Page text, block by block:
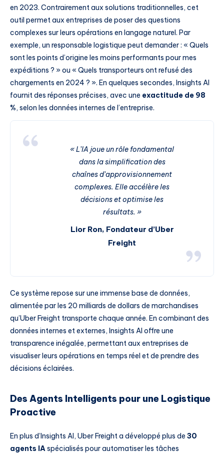
en 2023. Contrairement aux solutions traditionnelles, cet
outil permet aux entreprises de poser des questions
complexes sur leurs opérations en langage naturel. Par
exemple, un responsable logistique peut demander : « Quels
sont les points d’origine les moins performants pour mes
expéditions ? » ou « Quels transporteurs ont refusé des
chargements en 2024 ? ». En quelques secondes, Insights AI
fournit des réponses précises, avec une exactitude de 98
%, selon les données internes de l’entreprise.
« L’IA joue un rôle fondamental
dans la simplification des
chaînes d’approvisionnement
complexes. Elle accélère les
décisions et optimise les
résultats. »
Lior Ron, Fondateur d’Uber
Freight
Ce système repose sur une immense base de données,
alimentée par les 20 milliards de dollars de marchandises
qu’Uber Freight transporte chaque année. En combinant des
données internes et externes, Insights AI offre une
transparence inégalée, permettant aux entreprises de
visualiser leurs opérations en temps réel et de prendre des
décisions éclairées.
Des Agents Intelligents pour une Logistique
Proactive
En plus d’Insights AI, Uber Freight a développé plus de 30
agents IAspécialisés pour automatiser les tâches